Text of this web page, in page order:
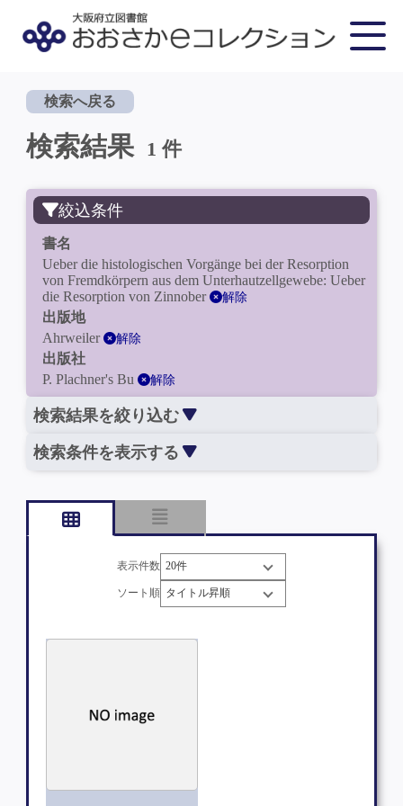
検索へ戻る
検索結果 1 件
絞込条件
書名
Ueber die histologischen Vorgänge bei der Resorption
von Fremdkörpern aus dem Unterhautzellgewebe: Ueber
die Resorption von Zinnober
解除
出版地
Ahrweiler
解除
出版社
P. Plachner's Bu
解除
検索結果を絞り込む
検索条件を表示する
表示件数
ソート順